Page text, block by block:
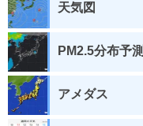
天気図
PM2.5分布予測
アメダス